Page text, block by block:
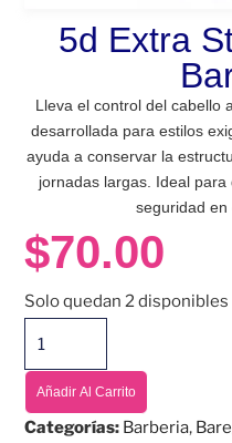
5d Extra
Lleva el control del cabello
desarrollada para estilos
ayuda a conservar la
jornadas largas. Ideal
seguridad en
$70.00
Solo quedan 2 disponibles
Añadir Al Carrito
Categorías: Barberia,